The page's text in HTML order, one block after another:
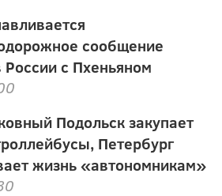
сообщение
России с Пхеньяном
Подольск закупает
Петербург
жизнь «автономникам»